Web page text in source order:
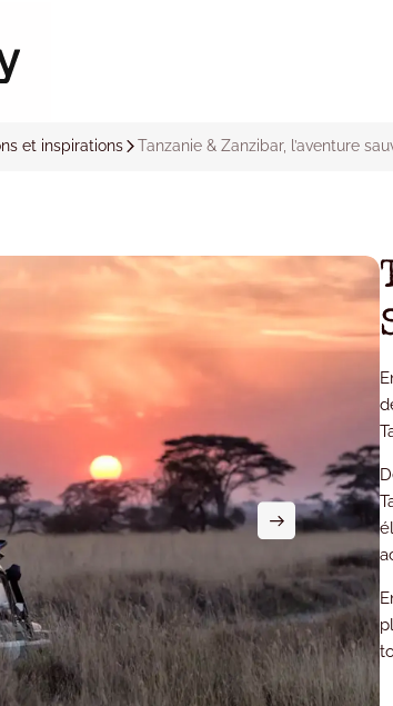
et inspirations Tanzanie & Zanzibar, l’aventure